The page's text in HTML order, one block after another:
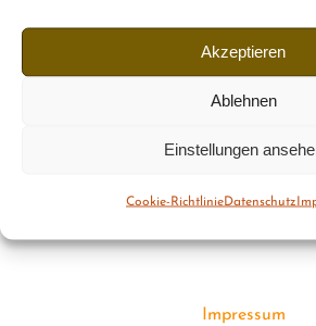
Akzeptieren
Ablehnen
Einstellungen
Cookie-RichtlinieDatenschutz
Impressum